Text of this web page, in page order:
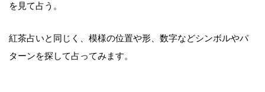
を見て占う。
紅茶占いと同じく、模様の位置や形、数字などシンボルやパ
ターンを探して占ってみます。